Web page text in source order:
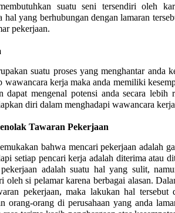
suatu seni tersendiri oleh
hal yang berhubungan dengan lamaran
pekerjaan.
suatu proses yang menghantar anda
wawancara kerja maka anda memiliki
dapat mengenal potensi anda secara
diri dalam menghadapi wawancara
Tawaran Pekerjaan
bahwa mencari pekerjaan adalah
setiap pencari kerja adalah diterima atau
adalah suatu hal yang sulit,
oleh si pelamar karena berbagai alasan.
pekerjaan, maka lakukan hal tersebut
orang-orang di perusahaan yang anda